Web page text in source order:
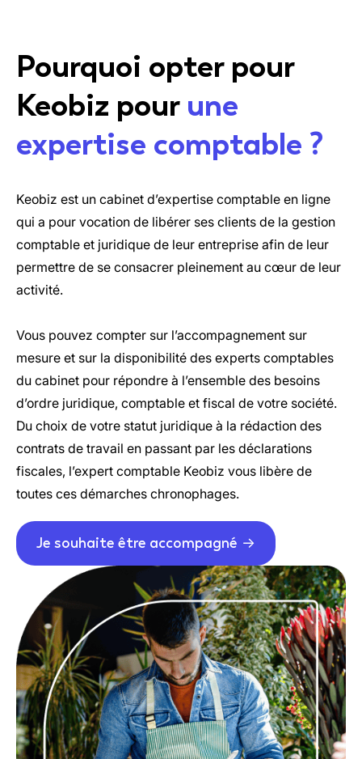
sécuriser chaque étape de la vie de l’entreprise.
Pourquoi opter pour
Keobiz pour une
expertise comptable ?
Keobiz est un cabinet d’expertise comptable en ligne
qui a pour vocation de libérer ses clients de la gestion
comptable et juridique de leur entreprise afin de leur
permettre de se consacrer pleinement au cœur de leur
activité.
Vous pouvez compter sur l’accompagnement sur
mesure et sur la disponibilité des experts comptables
du cabinet pour répondre à l’ensemble des besoins
d’ordre juridique, comptable et fiscal de votre société.
Du choix de votre statut juridique à la rédaction des
contrats de travail en passant par les déclarations
fiscales, l’expert comptable Keobiz vous libère de
toutes ces démarches chronophages.
Je souhaite être accompagné